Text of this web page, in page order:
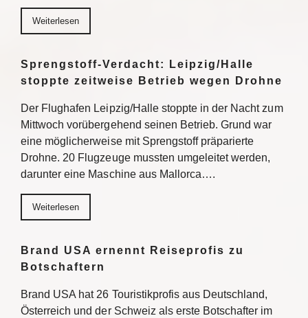
Weiterlesen
Sprengstoff-Verdacht: Leipzig/Halle
stoppte zeitweise Betrieb wegen Drohne
Der Flughafen Leipzig/Halle stoppte in der Nacht zum
Mittwoch vorübergehend seinen Betrieb. Grund war
eine möglicherweise mit Sprengstoff präparierte
Drohne. 20 Flugzeuge mussten umgeleitet werden,
darunter eine Maschine aus Mallorca….
Weiterlesen
Brand USA ernennt Reiseprofis zu
Botschaftern
Brand USA hat 26 Touristikprofis aus Deutschland,
Österreich und der Schweiz als erste Botschafter im